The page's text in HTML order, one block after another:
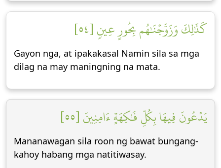
كَذَٰلِكَ وَزَوَّجۡنَٰهُم بِحُورٍ عِينٖ [٥٤]
Gayon nga, at ipakakasal Namin sila sa mga
dilag na may maningning na mata.
يَدۡعُونَ فِيهَا بِكُلِّ فَٰكِهَةٍ ءَامِنِينَ [٥٥]
Mananawagan sila roon ng bawat bungang-
kahoy habang mga natitiwasay.